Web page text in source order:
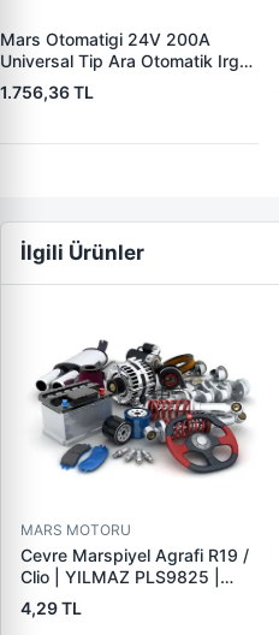
Mars Otomatigi 24V 200A
Universal Tip Ara Otomatik Irgat
| ZM 0404
1.756,36 TL
İlgili Ürünler
MARS MOTORU
Cevre Marspiyel Agrafi R19 /
Clio | YILMAZ PLS9825 |
OEM 7703077256
4,29 TL